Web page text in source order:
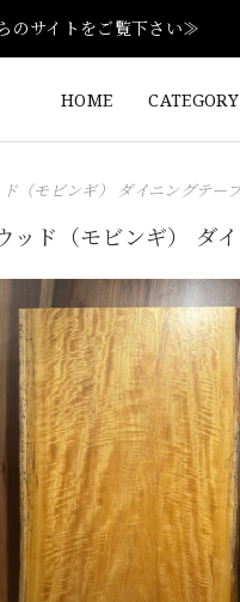
のサイトをご覧下さい≫
HOME CATEGORY
（モビンギ） ダイニングテー
ッド（モビンギ） ダ